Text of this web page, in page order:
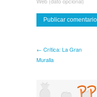
← Crítica: La Gran
Muralla